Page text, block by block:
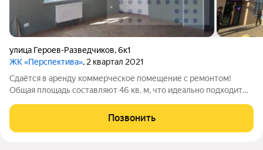
улица Героев-Разведчиков,6к1
ЖК «Перспектива», 2 квартал 2021
Сдаётся в аренду коммерческое помещение с ремонтом!
Общая площадь составляют 46 кв. м, что идеально подходит
находится в отличном состоянии и имеет витражное
остекление, что способствует хорошей
Позвонить